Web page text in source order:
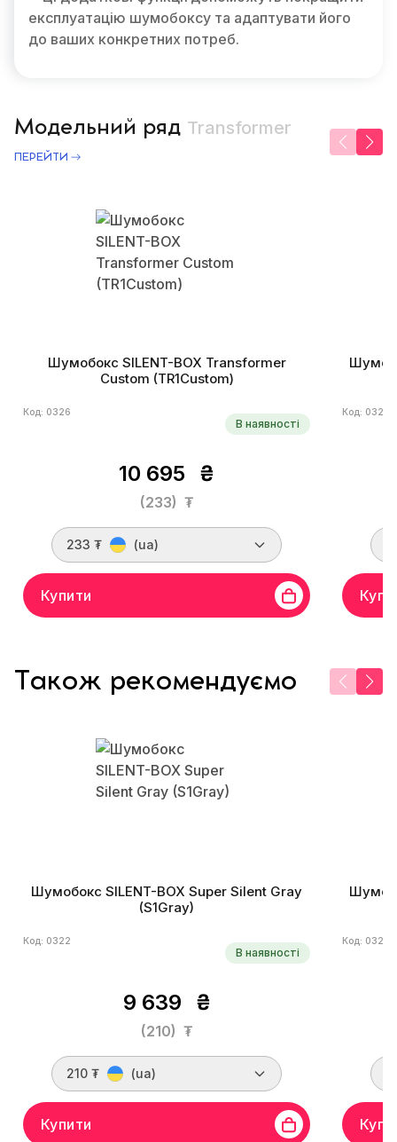
експлуатацію шумобоксу та адаптувати його
до ваших конкретних потреб.
Модельний ряд Transformer
ПЕРЕЙТИ
Шумобокс SILENT-BOX Transformer
Custom (TR1Custom)
Код: 0326
В наявності
10 695 ₴
(233) ₮
233 ₮ (ua)
Купити
Код: 0324
Також рекомендуємо
Шумобокс SILENT-BOX Super Silent Gray
(S1Gray)
Код: 0322
В наявності
9 639 ₴
(210) ₮
210 ₮ (ua)
Купити
Код: 0324